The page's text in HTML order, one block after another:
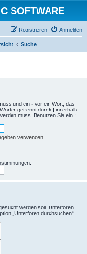
SOFTWARE
Anmelden
Registrieren
Suche
und ein - vor ein Wort, das
getrennt durch | innerhalb
muss. Benutzen Sie ein *
verwenden
werden soll. Unterforen
„Unterforen durchsuchen“